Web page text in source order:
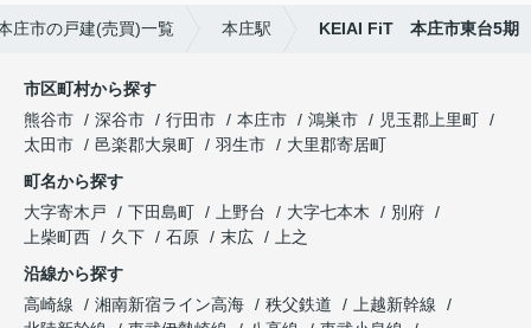
庄市の戸建(売買)一覧 本庄駅 KEIAI FiT 本庄市東台5期
市区町村から探す
熊谷市
深谷市 行田市 本庄市 鴻巣市
児玉郡上里町
太田市
邑楽郡大泉町 羽生市
大里郡寄居町
町名から探す
大字寄木戸
下田島町 上野台 大字七本木
別府
上柴町西
久下 石原 末広
上之
沿線から探す
高崎線
湘南新宿ライン高海 秩父鉄道
上越新幹線